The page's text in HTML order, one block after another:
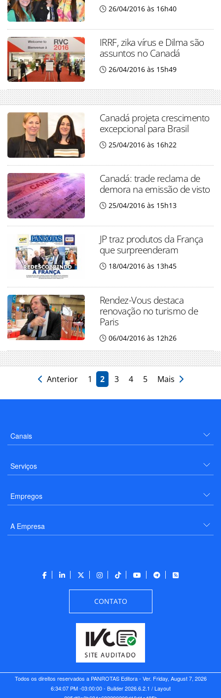
26/04/2016 às 16h40
IRRF, zika vírus e Dilma são
assuntos no Canadá
26/04/2016 às 15h49
Canadá projeta crescimento
excepcional para Brasil
25/04/2016 às 16h22
Canadá: trade reclama de
demora na emissão de visto
25/04/2016 às 15h13
JP traz produtos da França
que surpreenderam
18/04/2016 às 13h45
Rendez-Vous destaca
renovação no turismo de
Paris
06/04/2016 às 12h26
Anterior 1 2 3 4 5 Mais
Canais
Serviços
Empregos
A Empresa
CONTATO
Todos os direitos reservados a PANROTAS Editora - Ver. Friday, August 7, 2026
6:34:07 PM -03:00:00 - Builder 2026.6.2.1 / Layout